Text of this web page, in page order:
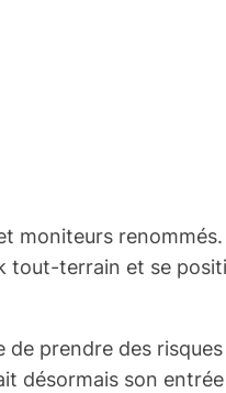
moniteurs
tout-terrain et se
de prendre des
désormais son